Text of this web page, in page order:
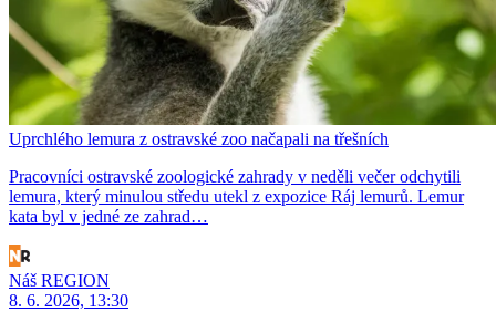
Uprchlého lemura z ostravské zoo načapali na třešních
Pracovníci ostravské zoologické zahrady v neděli večer odchytili
lemura, který minulou středu utekl z expozice Ráj lemurů. Lemur
kata byl v jedné ze zahrad…
Náš REGION
8. 6. 2026, 13:30